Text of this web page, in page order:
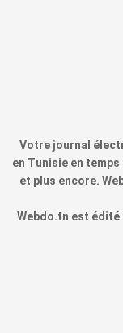
Votre journal
en Tunisie en
et plus encore.
Webdo.tn est édité